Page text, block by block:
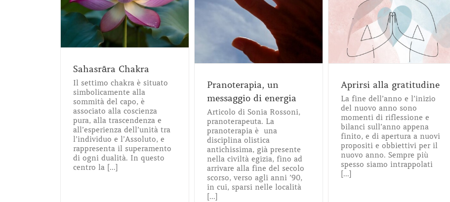
Sahasrāra Chakra
Il settimo chakra è situato
simbolicamente alla
sommità del capo, è
associato alla coscienza
pura, alla trascendenza e
all’esperienza dell’unità tra
l’individuo e l’Assoluto, e
rappresenta il superamento
di ogni dualità. In questo
centro la [...]
messaggio di energia
Consapevolezza trattamenti
olistic
Pranoterapia, un
messaggio di energia
Articolo di Sonia Rossoni,
pranoterapeuta. La
pranoterapia è una
disciplina olistica
antichissima, già presente
nella civiltà egizia, fino ad
arrivare alla fine del secolo
scorso, verso agli anni ’90,
in cui, sparsi nelle località
[...]
Consapevolezza
Yoga
Aprirsi alla gratitudine
La fine dell’anno e l’inizio
del nuovo anno sono
momenti di riflessione e
bilanci sull’anno appena
finito, e di apertura a nuovi
propositi e obbiettivi per il
nuovo anno. Sempre più
spesso siamo intrappolati
[...]